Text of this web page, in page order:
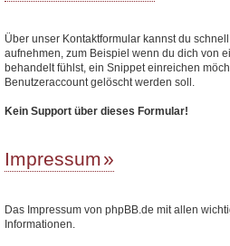
Über unser Kontaktformular kannst du
aufnehmen, zum Beispiel wenn du dich von
behandelt fühlst, ein Snippet einreichen
Benutzeraccount gelöscht werden soll.
Kein Support über dieses Formular!
Impressum
Das Impressum von phpBB.de mit allen
Informationen.